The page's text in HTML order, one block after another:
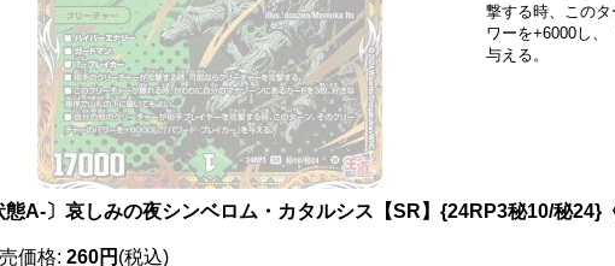
撃する時、この
ワーを+6000し、
与える。
態A-〕哀しみの夜シンベロム・カタルシス【SR】{24RP3秘10/秘24}
価格: 260円 (税込)